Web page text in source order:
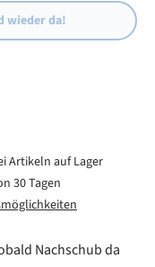
wieder da!
Artikeln auf Lager
30 Tagen
Nachschub da